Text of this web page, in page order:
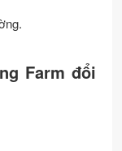
Farm đổi